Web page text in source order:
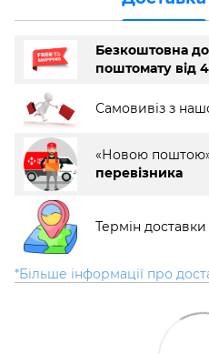
Безкоштовна
поштомату від
Самовивіз з
«Новою
перевізника
Термін доставки
*Більше інформації про